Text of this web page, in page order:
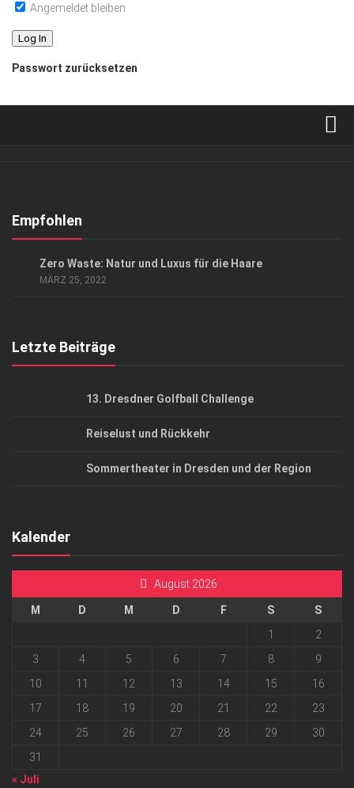
Angemeldet bleiben
Passwort zurücksetzen
Kontakt, Impressum
Empfohlen
Zero Waste: Natur und Luxus für die Haare
MÄRZ 25, 2022
Letzte Beiträge
13. Dresdner Golfball Challenge
Reiselust und Rückkehr
Sommertheater in Dresden und der Region
Kalender
August 2026
M D M D F S
S
1
2
3
4 5 6 7 8
9
10
11 12 13 14 15
16
17
18 19 20 21 22
23
24
25 26 27 28 29
30
31
« Juli